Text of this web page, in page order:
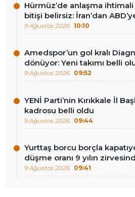
Hürmüz’de anlaşma
bitişi belirsiz: İran’dan
9 Ağustos 2026 10:10
Amedspor’un gol kralı
dönüyor: Yeni takımı belli
9 Ağustos 2026 09:52
YENİ Parti’nin Kırıkkale İl
kadrosu belli oldu
9 Ağustos 2026 09:44
Yurttaş borcu borçla
düşme oranı 9 yılın
9 Ağustos 2026 09:41